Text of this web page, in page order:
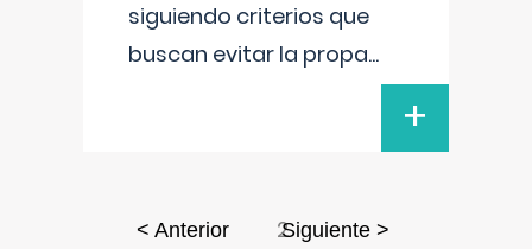
siguiendo criterios que
buscan evitar la propa...
+
< Anterior 2Siguiente >